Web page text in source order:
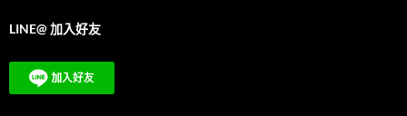
o
o
k
LINE@ 加入好友